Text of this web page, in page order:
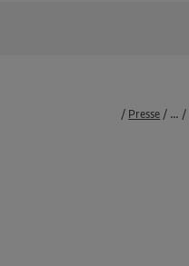
Presse ...